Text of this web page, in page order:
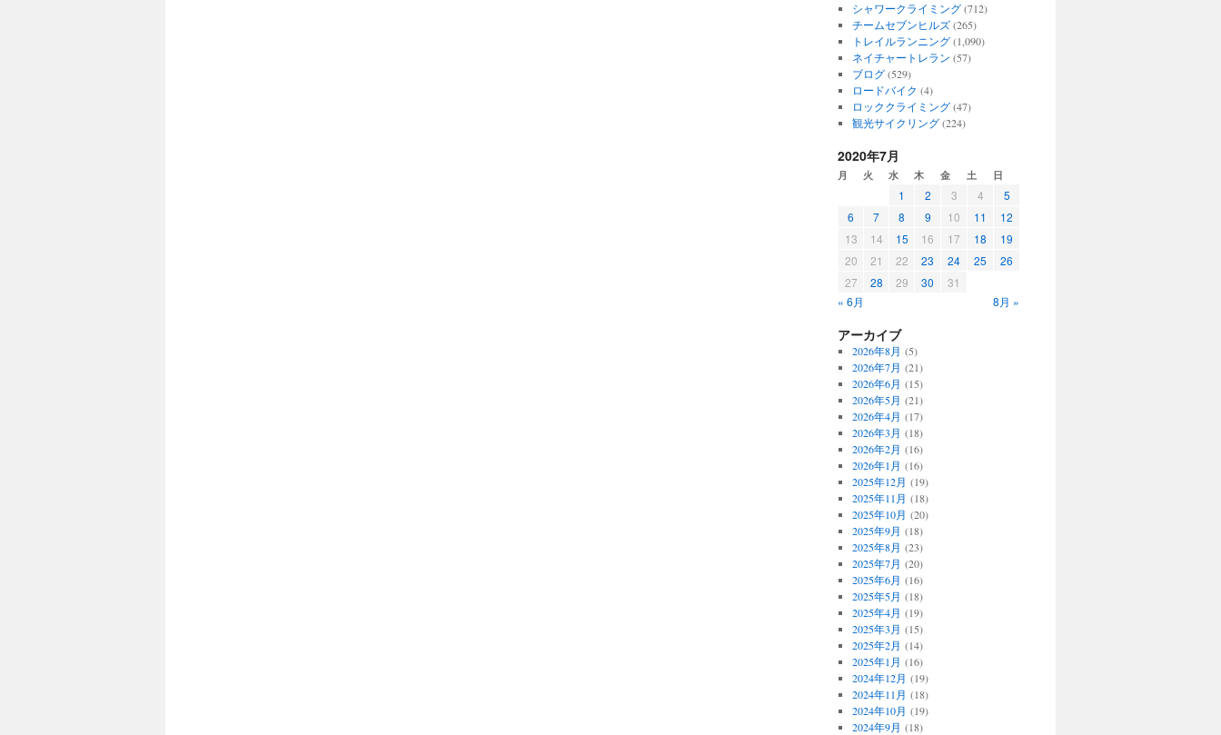
シャワークライミング(712)
チームセブンヒルズ(265)
トレイルランニング(1,090)
ネイチャートレラン (57)
ブログ(529)
ロードバイク (4)
ロッククライミング(47)
観光サイクリング(224)
2020年7月
月 火 水 木 金 土 日
1 2 3 4
5
6
7 8 9 10 11
12
13
14 15 16 17 18
19
20
21 22 23 24 25
26
27
28 29 30
31
« 6月
8月 »
アーカイブ
2026年8月 (5)
2026年7月 (21)
2026年6月 (15)
2026年5月 (21)
2026年4月 (17)
2026年3月 (18)
2026年2月 (16)
2026年1月 (16)
2025年12月 (19)
2025年11月 (18)
2025年10月 (20)
2025年9月 (18)
2025年8月 (23)
2025年7月 (20)
2025年6月 (16)
2025年5月 (18)
2025年4月 (19)
2025年3月 (15)
2025年2月 (14)
2025年1月 (16)
2024年12月 (19)
2024年11月 (18)
2024年10月 (19)
2024年9月 (18)